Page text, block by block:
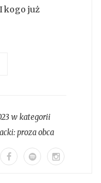
kogo już
w kategorii
proza obca